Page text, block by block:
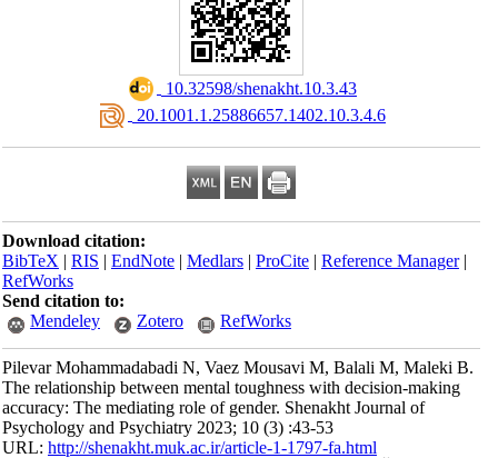
‎ 10.32598/shenakht.10.3.43
‎ 20.1001.1.25886657.1402.10.3.4.6
Download citation:
BibTeX|RIS|EndNote|Medlars|ProCite|Reference Manager
RefWorks
Send citation to:
Mendeley
Zotero RefWorks
Pilevar Mohammadabadi N, Vaez Mousavi M, Balali M, Maleki B.
The relationship between mental toughness with decision-making
accuracy: The mediating role of gender. Shenakht Journal of
Psychology and Psychiatry 2023; 10 (3) :43-53
URL:http://shenakht.muk.ac.ir/article-1-1797-fa.html